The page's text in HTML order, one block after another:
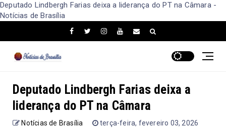
Deputado Lindbergh Farias deixa a liderança do PT na Câmara -
Notícias de Brasília
Deputado Lindbergh Farias deixa a
liderança do PT na Câmara
Notícias de Brasília terça-feira, fevereiro 03, 2026